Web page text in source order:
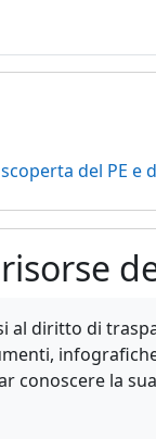
del PE e
al diritto di
conoscere la